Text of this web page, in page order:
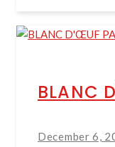
BLANC
December 6,